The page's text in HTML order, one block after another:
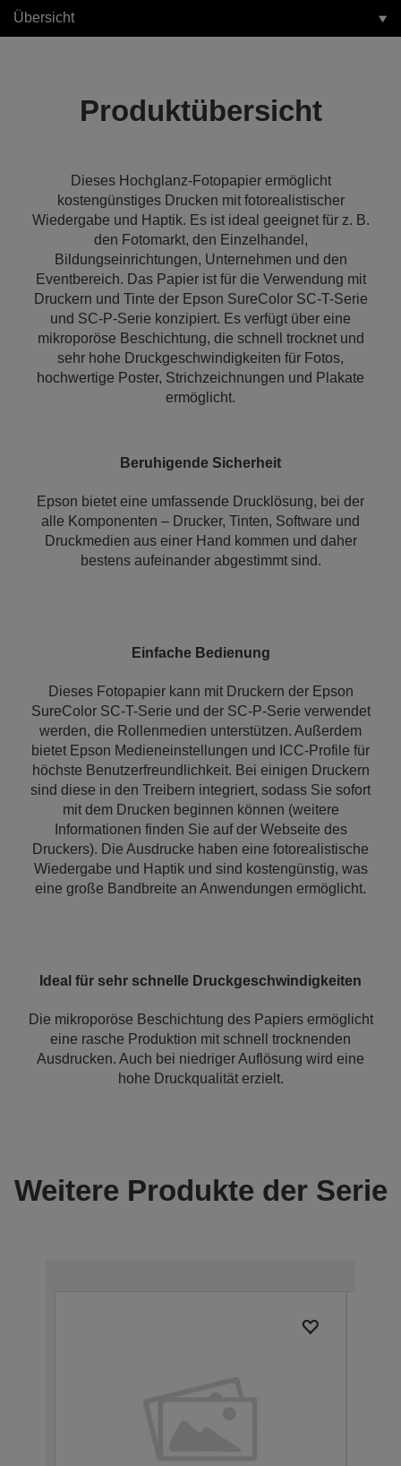
Übersicht
Produktübersicht
Dieses Hochglanz-Fotopapier ermöglicht
kostengünstiges Drucken mit fotorealistischer
Wiedergabe und Haptik. Es ist ideal geeignet für z. B.
den Fotomarkt, den Einzelhandel,
Bildungseinrichtungen, Unternehmen und den
Eventbereich. Das Papier ist für die Verwendung mit
Druckern und Tinte der Epson SureColor SC-T-Serie
und SC-P-Serie konzipiert. Es verfügt über eine
mikroporöse Beschichtung, die schnell trocknet und
sehr hohe Druckgeschwindigkeiten für Fotos,
hochwertige Poster, Strichzeichnungen und Plakate
ermöglicht.
Beruhigende Sicherheit
Epson bietet eine umfassende Drucklösung, bei der
alle Komponenten – Drucker, Tinten, Software und
Druckmedien aus einer Hand kommen und daher
bestens aufeinander abgestimmt sind.
Einfache Bedienung
Dieses Fotopapier kann mit Druckern der Epson
SureColor SC-T-Serie und der SC-P-Serie verwendet
werden, die Rollenmedien unterstützen. Außerdem
bietet Epson Medieneinstellungen und ICC-Profile für
höchste Benutzerfreundlichkeit. Bei einigen Druckern
sind diese in den Treibern integriert, sodass Sie sofort
mit dem Drucken beginnen können (weitere
Informationen finden Sie auf der Webseite des
Druckers). Die Ausdrucke haben eine fotorealistische
Wiedergabe und Haptik und sind kostengünstig, was
eine große Bandbreite an Anwendungen ermöglicht.
Ideal für sehr schnelle Druckgeschwindigkeiten
Die mikroporöse Beschichtung des Papiers ermöglicht
eine rasche Produktion mit schnell trocknenden
Ausdrucken. Auch bei niedriger Auflösung wird eine
hohe Druckqualität erzielt.
Weitere Produkte der Serie